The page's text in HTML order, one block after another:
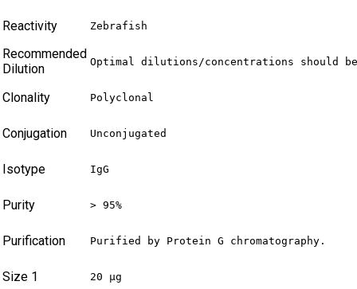
Reactivity Zebrafish
Recommended
Dilution
Optimal dilutions/concentrations should
Clonality Polyclonal
Conjugation Unconjugated
Isotype IgG
Purity > 95%
Purification Purified by Protein G chromatography.
Size 1 20 µg